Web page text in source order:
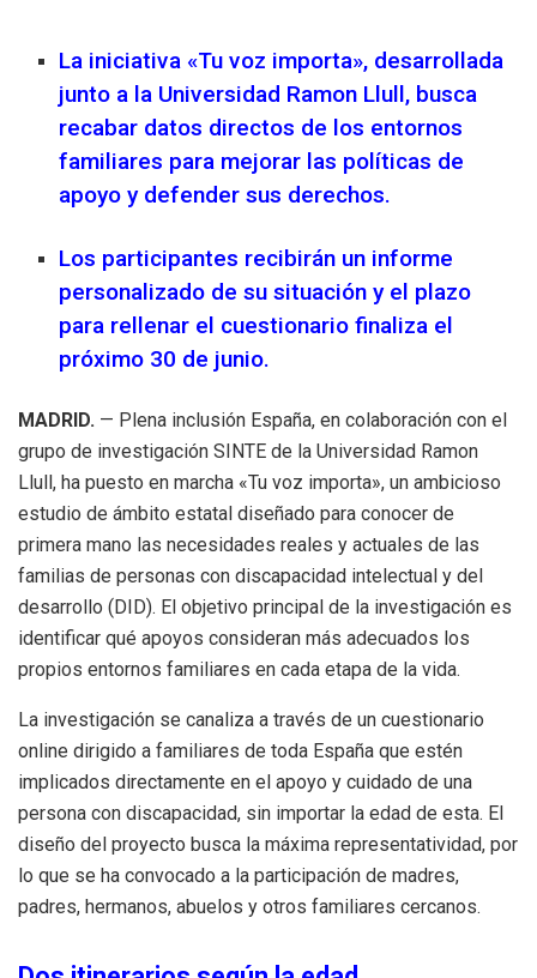
La iniciativa «Tu voz importa», desarrollada
junto a la Universidad Ramon Llull, busca
recabar datos directos de los entornos
familiares para mejorar las políticas de
apoyo y defender sus derechos.
Los participantes recibirán un informe
personalizado de su situación y el plazo
para rellenar el cuestionario finaliza el
próximo 30 de junio.
MADRID. — Plena inclusión España, en colaboración con el
grupo de investigación SINTE de la Universidad Ramon
Llull, ha puesto en marcha «Tu voz importa», un ambicioso
estudio de ámbito estatal diseñado para conocer de
primera mano las necesidades reales y actuales de las
familias de personas con discapacidad intelectual y del
desarrollo (DID). El objetivo principal de la investigación es
identificar qué apoyos consideran más adecuados los
propios entornos familiares en cada etapa de la vida.
La investigación se canaliza a través de un cuestionario
online dirigido a familiares de toda España que estén
implicados directamente en el apoyo y cuidado de una
persona con discapacidad, sin importar la edad de esta. El
diseño del proyecto busca la máxima representatividad, por
lo que se ha convocado a la participación de madres,
padres, hermanos, abuelos y otros familiares cercanos.